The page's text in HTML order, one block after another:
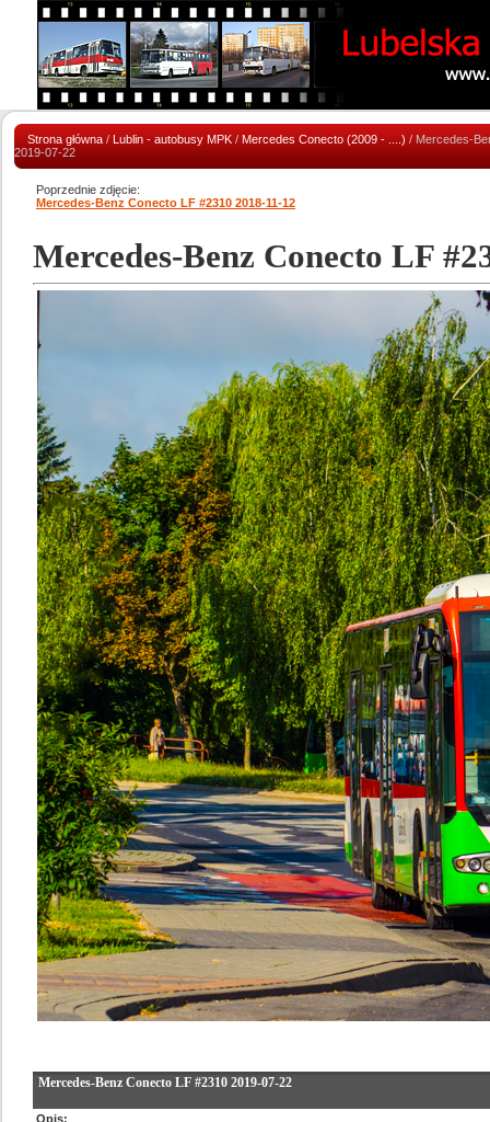
Strona główna / Lublin - autobusy MPK / Mercedes Conecto (2009 - ....) / Mercedes-
2019-07-22
Poprzednie zdjęcie:
Mercedes-Benz Conecto LF #2310 2018-11-12
Mercedes-Benz Conecto LF
Mercedes-Benz Conecto LF #2310 2019-07-22
Opis: